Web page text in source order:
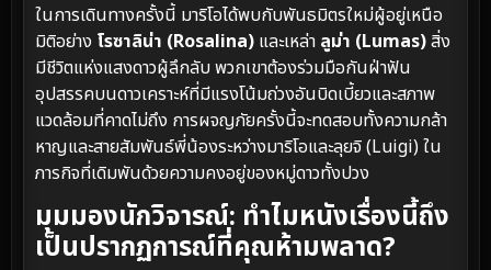
ในการเดินทางครั้งนี้ มาริโอได้พบกับพันธมิตรใหม่ผู้อยู่เหนือ
มิติอย่าง โรซาลิน่า (Rosalina) และเหล่า ลูม่า (Lumas)สิ่ง
มีชีวิตแห่งแสงดาวผู้ลึกลับ พวกเขาต้องร่วมมือกันฝ่าฟัน
อุปสรรคบนดาวเคราะห์ที่มีแรงโน้มถ่วงอันบิดเบี้ยวและสภาพ
แวดล้อมที่คาดไม่ถึง การผจญภัยครั้งนี้จะทดสอบทั้งความกล้า
หาญและสายสัมพันธ์พี่น้องระหว่างมาริโอและลุยจิ (Luigi) ใน
ภารกิจที่เดิมพันด้วยความคงอยู่ของหมู่ดาวทั้งปวง
มุมมองนักวิจารณ์: ทำไมหนังเรื่องนี้ถึง
เป็นปรากฏการณ์ที่คุณห้ามพลาด?